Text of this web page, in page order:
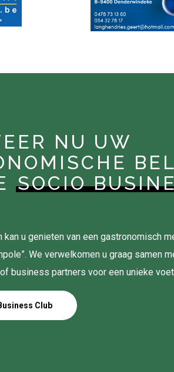
NU UW
SOCIO
kan u genieten van een gastronomisch
We verwelkomen u graag samen
business partners voor een unieke
Club